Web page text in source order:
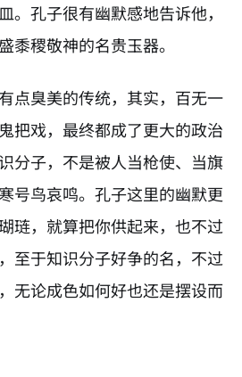
。孔子很有幽默感地告诉他，
黍稷敬神的名贵玉器。
点臭美的传统，其实，百无一
把戏，最终都成了更大的政治
分子，不是被人当枪使、当旗
号鸟哀鸣。孔子这里的幽默更
琏，就算把你供起来，也不过
至于知识分子好争的名，不过
无论成色如何好也还是摆设而